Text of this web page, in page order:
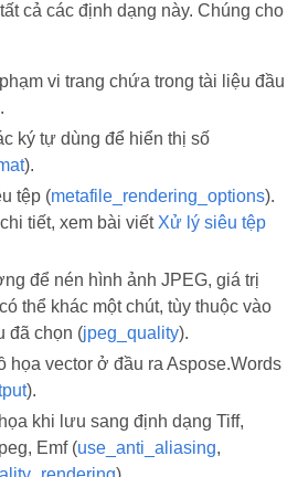
cả các định dạng này. Chúng cho
vi trang chứa trong tài liệu đầu
ký tự dùng để hiển thị số
).
tệp (metafile_rendering_options).
tiết, xem bài viết Xử lý siêu tệp
để nén hình ảnh JPEG, giá trị
thể khác một chút, tùy thuộc vào
đã chọn (jpeg_quality).
họa vector ở đầu ra Aspose.Words
).
khi lưu sang định dạng Tiff,
Emf (use_anti_aliasing,